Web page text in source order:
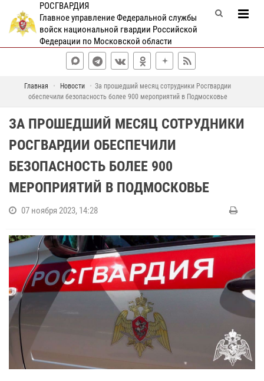
РОСГВАРДИЯ
Главное управление Федеральной службы
войск национальной гвардии Российской
Федерации по Московской области
Главная Новости
За прошедший месяц сотрудники Росгвардии
обеспечили безопасность более 900 мероприятий в Подмосковье
ЗА ПРОШЕДШИЙ МЕСЯЦ СОТРУДНИКИ
РОСГВАРДИИ ОБЕСПЕЧИЛИ
БЕЗОПАСНОСТЬ БОЛЕЕ 900
МЕРОПРИЯТИЙ В ПОДМОСКОВЬЕ
07 ноября 2023, 14:28